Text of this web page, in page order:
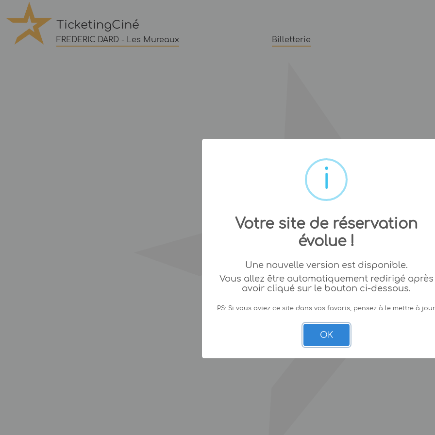
TicketingCiné
FREDERIC DARD - Les Mureaux Billetterie
Votre site de réservation
évolue !
Une nouvelle version est disponible.
Vous allez être automatiquement redirigé après
avoir cliqué sur le bouton ci-dessous.
PS: Si vous aviez ce site dans vos favoris, pensez à le mettre à
OK